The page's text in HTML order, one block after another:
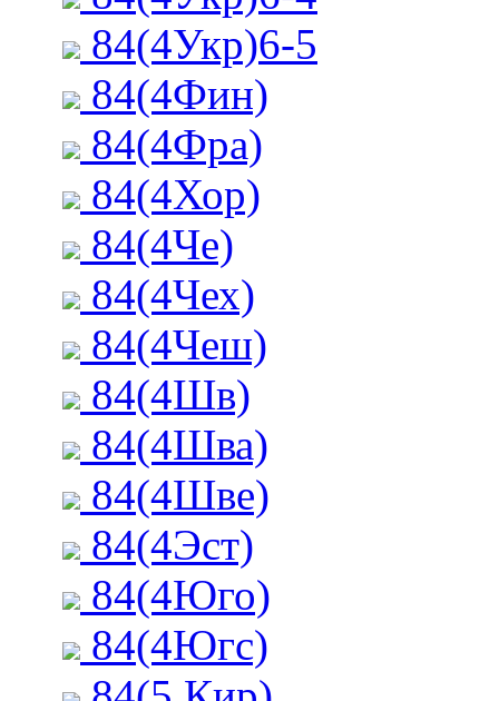
84(4Укр)6-5
84(4Фин)
84(4Фра)
84(4Хор)
84(4Че)
84(4Чех)
84(4Чеш)
84(4Шв)
84(4Шва)
84(4Шве)
84(4Эст)
84(4Юго)
84(4Югс)